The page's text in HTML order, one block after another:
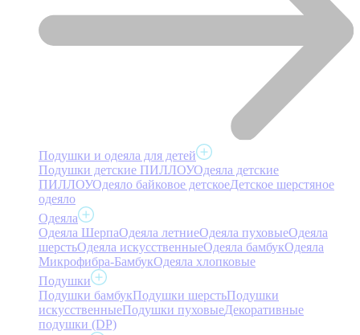
Подушки и одеяла для детей
Подушки детские ПИЛЛОУОдеяла детские
ПИЛЛОУОдеяло байковое детскоеДетское шерстяное
одеяло
Одеяла
Одеяла ШерпаОдеяла летниеОдеяла пуховыеОдеяла
шерстьОдеяла искусственныеОдеяла бамбукОдеяла
Микрофибра-БамбукОдеяла хлопковые
Подушки
Подушки бамбукПодушки шерстьПодушки
искусственныеПодушки пуховыеДекоративные
подушки (DP)